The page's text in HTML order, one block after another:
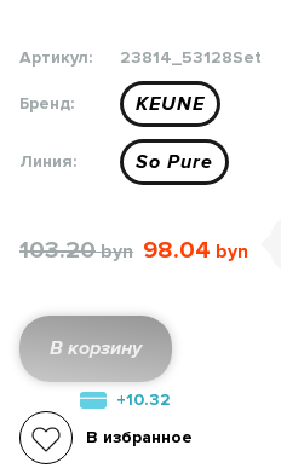
Артикул: 23814_53128Set
Бренд: KEUNE
Линия: So Pure
103.20 98.04
В корзину
+10.32
В избранное